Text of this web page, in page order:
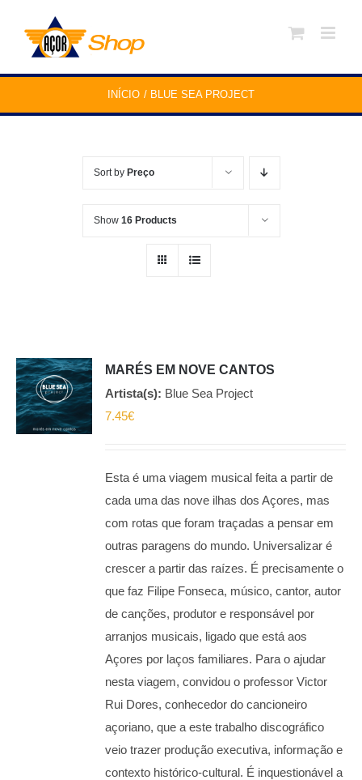
content
INÍCIO BLUE SEA PROJECT
Sort by Preço
Show 16 Products
MARÉS EM NOVE CANTOS
Artista(s): Blue Sea Project
7.45€
Esta é uma viagem musical feita a partir de
cada uma das nove ilhas dos Açores, mas
com rotas que foram traçadas a pensar em
outras paragens do mundo. Universalizar é
crescer a partir das raízes. É precisamente o
que faz Filipe Fonseca, músico, cantor, autor
de canções, produtor e responsável por
arranjos musicais, ligado que está aos
Açores por laços familiares. Para o ajudar
nesta viagem, convidou o professor Victor
Rui Dores, conhecedor do cancioneiro
açoriano, que a este trabalho discográfico
veio trazer produção executiva, informação e
contexto histórico-cultural. É inquestionável a